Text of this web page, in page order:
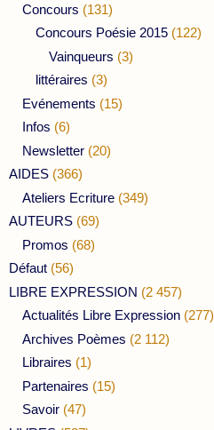
Concours (131)
Concours Poésie 2015 (122)
Vainqueurs (3)
littéraires (3)
Evénements (15)
Infos (6)
Newsletter (20)
AIDES (366)
Ateliers Ecriture (349)
AUTEURS (69)
Promos (68)
Défaut (56)
LIBRE EXPRESSION (2 457)
Actualités Libre Expression (277)
Archives Poèmes (2 112)
Libraires (1)
Partenaires (15)
Savoir (47)